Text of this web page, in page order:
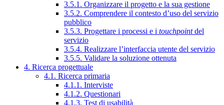
3.5.1. Organizzare il progetto e la sua gestione
3.5.2. Comprendere il contesto d’uso del servizio
pubblico
3.5.3. Progettare i processi e i touchpointdel
servizio
3.5.4. Realizzare l’interfaccia utente del servizio
3.5.5. Validare la soluzione ottenuta
4. Ricerca progettuale
4.1. Ricerca primaria
4.1.1. Interviste
4.1.2. Questionari
4.1.3. Test di usabilità